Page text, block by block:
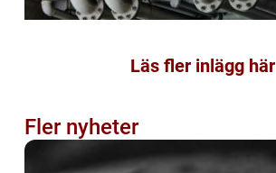
Läs fler inlägg här
Fler nyheter